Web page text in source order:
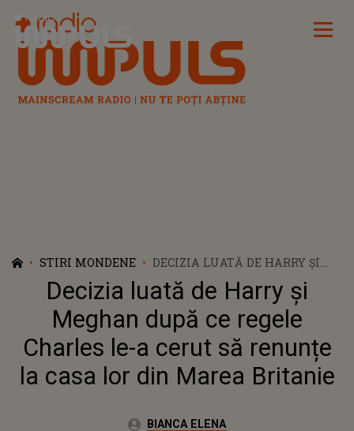
Radio Impuls
STIRI MONDENE
DECIZIA LUATĂ DE HARRY ȘI
MEGHAN DUPĂ CE REGELE
CHARLES LE-A CERUT SĂ
RENUNȚE LA CASA LOR DIN
MAREA BRITANIE
Decizia luată de Harry și
Meghan după ce regele
Charles le-a cerut să renunțe
la casa lor din Marea Britanie
Autor:BIANCA ELENA